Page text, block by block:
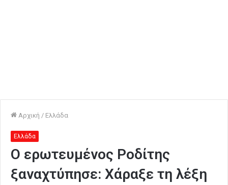
Αρχική / Ελλάδα
Ελλάδα
Ο ερωτευμένος Ροδίτης
ξαναχτύπησε: Χάραξε τη λέξη